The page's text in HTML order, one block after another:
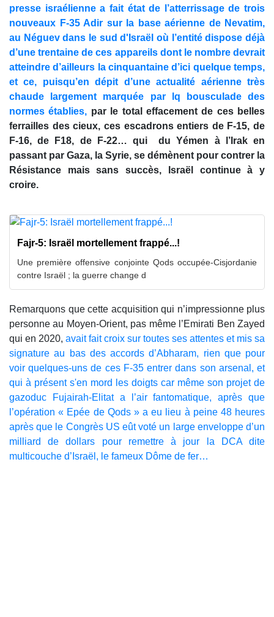
presse israélienne a fait état de l’atterrissage de trois
nouveaux F-35 Adir sur la base aérienne de Nevatim,
au Néguev dans le sud d'Israël où l’entité dispose déjà
d’une trentaine de ces appareils dont le nombre devrait
atteindre d’ailleurs la cinquantaine d’ici quelque temps,
et ce, puisqu’en dépit d’une actualité aérienne très
chaude largement marquée par lq bousculade des
normes établies, par le total effacement de ces belles
ferrailles des cieux, ces escadrons entiers de F-15, de
F-16, de F18, de F-22… qui du Yémen à l’Irak en
passant par Gaza, la Syrie, se démènent pour contrer la
Résistance mais sans succès, Israël continue à y
croire.
Fajr-5: Israël mortellement frappé...!
Une première offensive conjointe Qods occupée-Cisjordanie
contre Israël ; la guerre change d
Remarquons que cette acquisition qui n’impressionne plus
personne au Moyen-Orient, pas même l’Emirati Ben Zayed
qui en 2020, avait fait croix sur toutes ses attentes et mis sa
signature au bas des accords d’Abharam, rien que pour
voir quelques-uns de ces F-35 entrer dans son arsenal, et
qui à présent s'en mord les doigts car même son projet de
gazoduc Fujairah-Elitat a l’air fantomatique, après que
l’opération « Epée de Qods » a eu lieu à peine 48 heures
après que le Congrès US eût voté un large enveloppe d’un
milliard de dollars pour remettre à jour la DCA dite
multicouche d’Israël, le fameux Dôme de fer…